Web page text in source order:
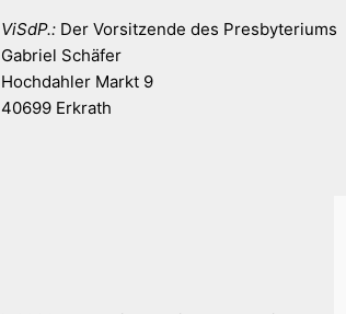
ViSdP.:Der Vorsitzende des Presbyteriums
Gabriel Schäfer
Hochdahler Markt 9
40699 Erkrath